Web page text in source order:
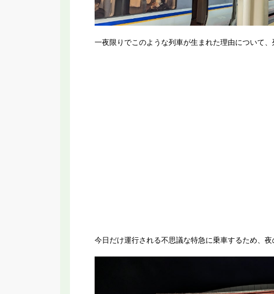
一夜限りでこのような列車が生まれた理由について
今日だけ運行される不思議な特急に乗車するため、夜